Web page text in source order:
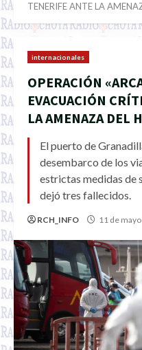
TENERIFE ANTE LA
internacionales
OPERACIÓN
EVACUACIÓN
LA AMENAZA DEL
El puerto de
desembarco de los
estrictas medidas de
dejó tres fallecidos.
RCH_INFO 11 de